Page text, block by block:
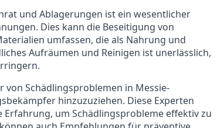
und Ablagerungen ist ein wesentlicher
Dies kann die Beseitigung von
umfassen, die als Nahrung und
Aufräumen und Reinigen ist unerlässlich,
Schädlingsproblemen in Messie-
hinzuzuziehen. Diese Experten
um Schädlingsprobleme effektiv zu